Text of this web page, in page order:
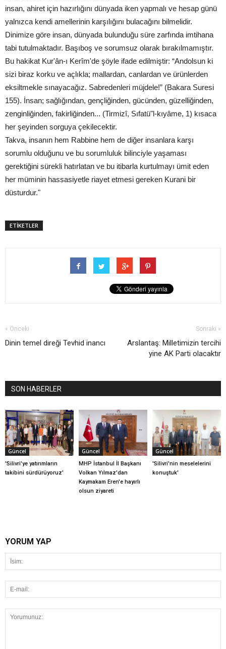
insan, ahiret için hazırlığını dünyada iken yapmalı ve hesap günü
yalnızca kendi amellerinin karşılığını bulacağını bilmelidir.
Dinimize göre insan, dünyada bulunduğu süre zarfında imtihana
tabi tutulmaktadır. Başıboş ve sorumsuz olarak bırakılmamıştır.
Bu hakikat Kur'ân-ı Kerîm'de şöyle ifade edilmiştir: “Andolsun ki
sizi biraz korku ve açlıkla; mallardan, canlardan ve ürünlerden
eksiltmekle sınayacağız. Sabredenleri müjdele!” (Bakara Suresi
155). İnsan; sağlığından, gençliğinden, gücünden, güzelliğinden,
zenginliğinden, fakirliğinden... (Tirmizî, Sıfatü"l-kıyâme, 1) kısaca
her şeyinden sorguya çekilecektir.
Takva, insanın hem Rabbine hem de diğer insanlara karşı
sorumlu olduğunu ve bu sorumluluk bilinciyle yaşaması
gerektiğini sürekli hatırlatan ve bu itibarla kurtulmayı ümit eden
her müminin hassasiyetle riayet etmesi gereken Kurani bir
düsturdur."
ETİKETLER
« Önceki
Dinin temel direği Tevhid inancı
Sonraki »
Arslantaş: Milletimizin tercihi
yine AK Parti olacaktır
SON HABERLER
Güncel
'Silivri'ye yatırımların
takibini sürdürüyoruz'
Güncel
MHP İstanbul İl Başkanı
Volkan Yılmaz'dan
Kaymakam Eren'e hayırlı
olsun ziyareti
Güncel
'Silivri'nin meselelerini
konuştuk'
YORUM YAP